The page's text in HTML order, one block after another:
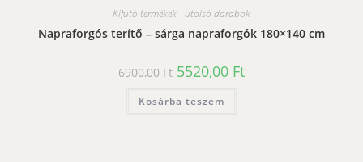
Kifutó termékek - utolsó darabok
Napraforgós terítő – sárga napraforgók 180×140 cm
6900,00Ft Original
price
6900,00 Ft.
5520,00 FtCurrent
price
Kosárba teszem